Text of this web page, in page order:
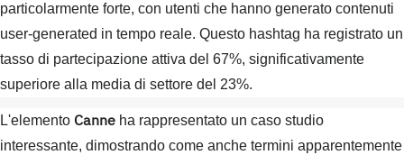
particolarmente forte, con utenti che hanno generato contenuti
user-generated in tempo reale. Questo hashtag ha registrato un
tasso di partecipazione attiva del 67%, significativamente
superiore alla media di settore del 23%.
L'elemento Canne ha rappresentato un caso studio
interessante, dimostrando come anche termini apparentemente